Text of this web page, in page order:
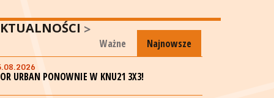
Najnowsze
Ważne
URBAN PONOWNIE W KNU21 3X3!